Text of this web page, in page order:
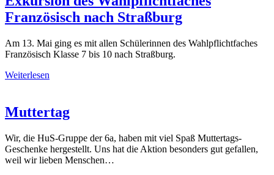
Französisch nach Straßburg
Am 13. Mai ging es mit allen Schülerinnen des Wahlpflichtfaches
Französisch Klasse 7 bis 10 nach Straßburg.
Weiterlesen
Muttertag
Wir, die HuS-Gruppe der 6a, haben mit viel Spaß Muttertags-
Geschenke hergestellt. Uns hat die Aktion besonders gut gefallen,
weil wir lieben Menschen…